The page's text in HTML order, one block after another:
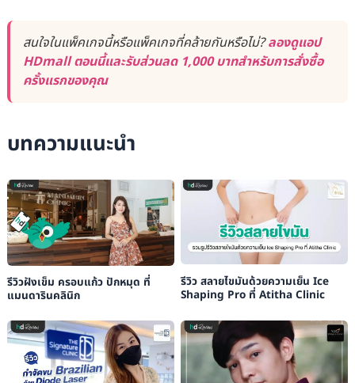
สนใจในแพ็คเกจนี้หรือแพ็คเกจที่คล้ายกันหรือไม่?ลองดูแอป
HDmall ตอนนี้และรับส่วนลด 1,000 บาทสำหรับการสั่งซื้อ
ครั้งแรกของคุณ
บทความแนะนำ
รีวิวฝังเข็ม ครอบแก้ว ปักหมุด ที่
แมนดารินคลินิก
รีวิว สลายไขมันด้วยความเย็น Ice
Shaping Pro ที่ Atitha Clinic